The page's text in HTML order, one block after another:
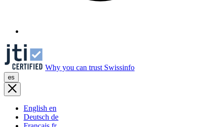
Why you can trust Swissinfo
es
English en
Deutsch de